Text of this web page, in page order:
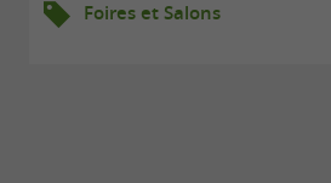
Foires et Salons